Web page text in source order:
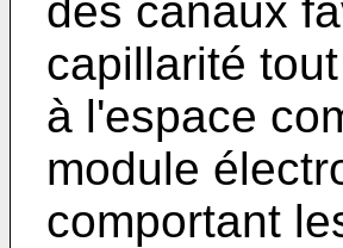
des canaux
capillarité
à l'espace
module
comportant